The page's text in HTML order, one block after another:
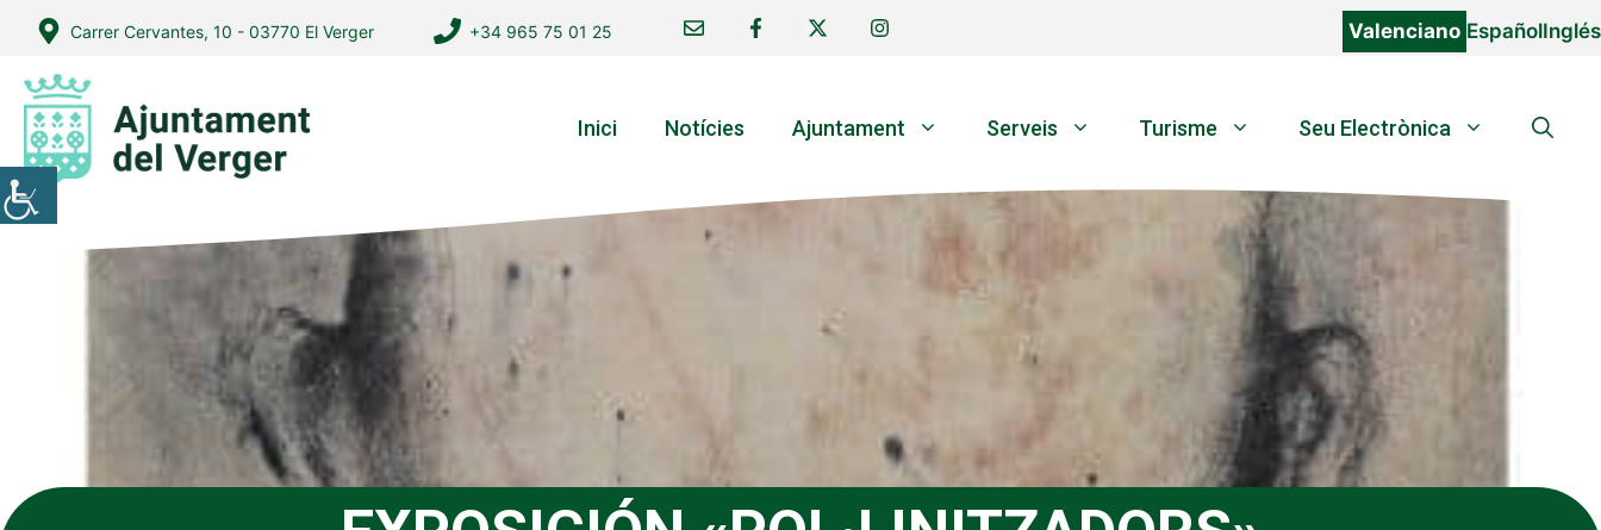
contingut
Carrer Cervantes, 10 - 03770 El Verger +34 965 75 01 25 Valenciano EspañolInglés
Inici Notícies Ajuntament Serveis Turisme Seu Electrònica